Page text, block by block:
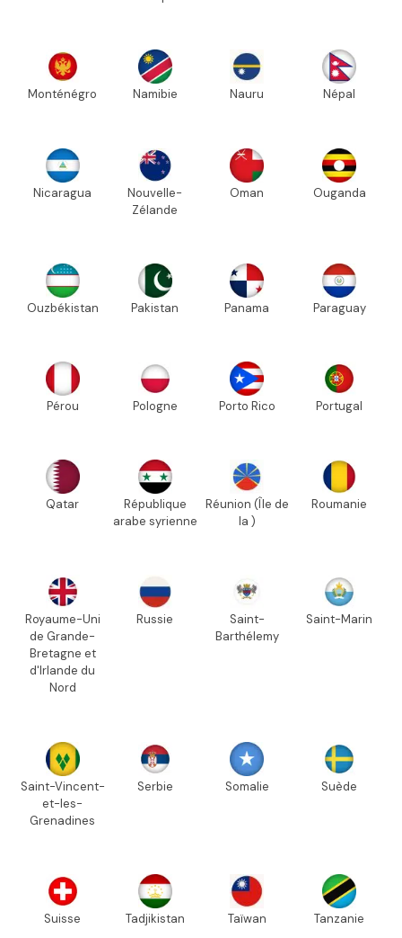
Monténégro Namibie Nauru Népal
Nicaragua
Nouvelle-
Zélande
Oman Ouganda
Ouzbékistan Pakistan Panama Paraguay
Pérou Pologne Porto Rico Portugal
Qatar
République
arabe syrienne
Réunion (Île de
la )
Roumanie
Royaume-Uni
de Grande-
Bretagne et
d'Irlande du
Nord
Russie
Saint-
Barthélemy
Saint-Marin
Saint-Vincent-
et-les-
Grenadines
Serbie Somalie Suède
Suisse Tadjikistan Taïwan Tanzanie